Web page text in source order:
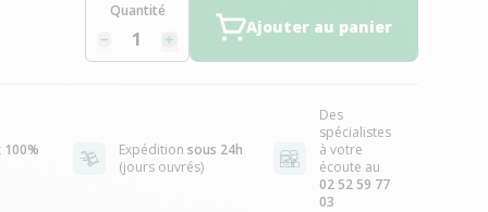
Quantité
Ajouter au panier
100%
Expédition sous 24h
(jours ouvrés)
Des
spécialistes
à votre
écoute au
02 52 59 77
03